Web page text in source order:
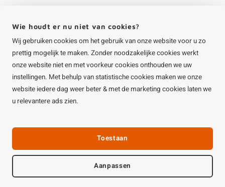
Wie houdt er nu niet van cookies?
Wij gebruiken cookies om het gebruik van onze website voor u zo
prettig mogelijk te maken. Zonder noodzakelijke cookies werkt
onze website niet en met voorkeur cookies onthouden we uw
instellingen. Met behulp van statistische cookies maken we onze
website iedere dag weer beter & met de marketing cookies laten we
u relevantere ads zien.
Toestaan
Aanpassen